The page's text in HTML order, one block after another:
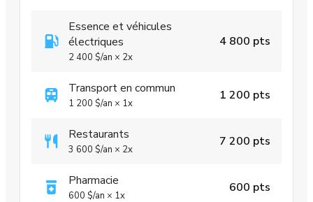
Essence et véhicules
électriques
2 400 $/an × 2x
4 800 pts
Transport en commun
1 200 $/an × 1x
1 200 pts
Restaurants
3 600 $/an × 2x
7 200 pts
Pharmacie
600 $/an × 1x
600 pts